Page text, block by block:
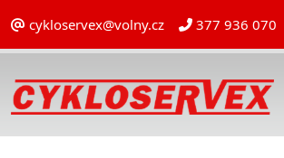
cykloservex@volny.cz 377 936 070